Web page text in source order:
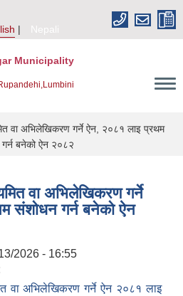
Nepali
Municipality
वा अभिलेखिकरण गर्ने ऐन, २०८१ लाइ प्रथम
बनेको ऐन २०८२
वा अभिलेखिकरण गर्ने
संशोधन गर्न बनेको ऐन
2026 - 16:55
वा अभिलेखिकरण गर्ने ऐन २०८१ लाइ